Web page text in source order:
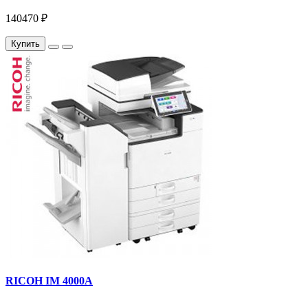
140470 ₽
Купить
RICOH IM 4000A